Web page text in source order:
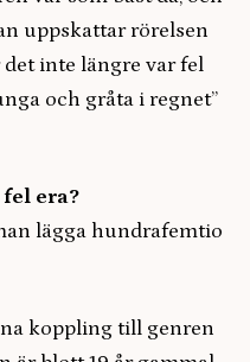
uppskattar rörelsen
inte längre var fel
och gråta i regnet”
era?
lägga hundrafemtio
koppling till genren